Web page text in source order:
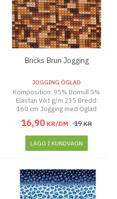
Bricks Brun Jogging
JOGGING ÖGLAD
Komposition: 95% Bomull 5%
Elastan Vikt g/m 235 Bredd:
160 cm Jogging med Öglad
baksida
16,90 KR/DM 19KR
LÄGG I KUNDVAGN